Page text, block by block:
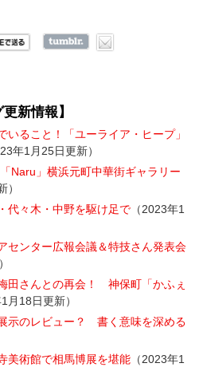
新情報】
いること！「ユーライア・ヒープ」
年1月25日更新）
「Naru」横浜元町中華街ギャラリー
）
代々木・中野を駆け足で （2023年1
センター広報会議＆特技さん発表会
田さんとの再会！ 神保町「かふぇ
1月18日更新）
示のレビュー？ 書く意味を深める
美術館で相馬博展を堪能 （2023年1